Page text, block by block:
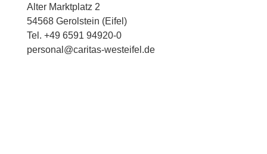
Alter Marktplatz 2
54568 Gerolstein (Eifel)
Tel. +49 6591 94920-0
personal@caritas-westeifel.de